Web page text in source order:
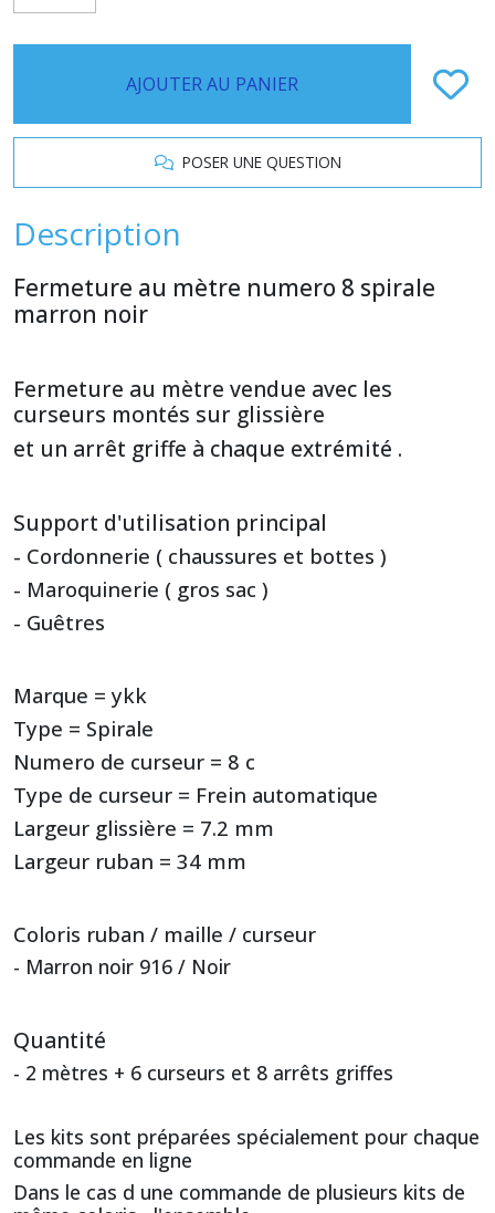
AJOUTER AU PANIER
POSER UNE QUESTION
Description
Fermeture au mètre numero 8 spirale
marron noir
Fermeture au mètre vendue avec les
curseurs montés sur glissière
et un arrêt griffe à chaque extrémité .
Support d'utilisation principal
- Cordonnerie ( chaussures et bottes )
- Maroquinerie ( gros sac )
- Guêtres
Marque = ykk
Type = Spirale
Numero de curseur = 8 c
Type de curseur = Frein automatique
Largeur glissière = 7.2 mm
Largeur ruban = 34 mm
Coloris ruban / maille / curseur
- Marron noir 916 / Noir
Quantité
- 2 mètres + 6 curseurs et 8 arrêts griffes
Les kits sont préparées spécialement pour chaque
commande en ligne
Dans le cas d une commande de plusieurs kits de